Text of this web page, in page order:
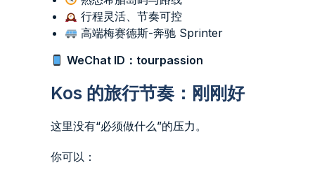
行程灵活、节奏可控
高端梅赛德斯-奔驰 Sprinter
WeChat ID：tourpassion
Kos 的旅行节奏：刚刚好
这里没有“必须做什么”的压力。
你可以：